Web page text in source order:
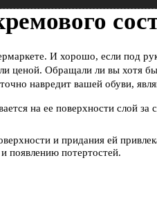
И хорошо, если под
ценой. Обращали ли вы хотя
навредит вашей обуви,
на ее поверхности слой
и придания ей
появлению потертостей.